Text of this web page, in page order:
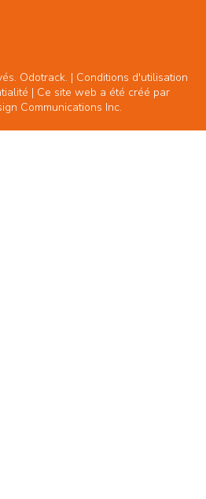
Odotrack. | Conditions d'utilisation
| Ce site web a été créé par
Communications Inc.